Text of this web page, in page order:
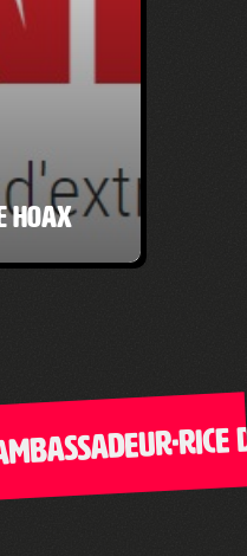
hoax
de